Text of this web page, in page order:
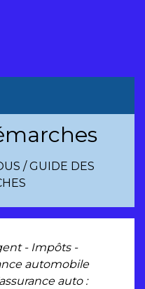
/GUIDE DES
- Impôts -
automobile
auto :